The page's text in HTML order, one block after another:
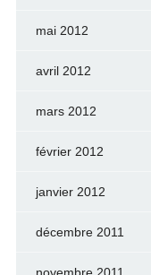
mai 2012
avril 2012
mars 2012
février 2012
janvier 2012
décembre 2011